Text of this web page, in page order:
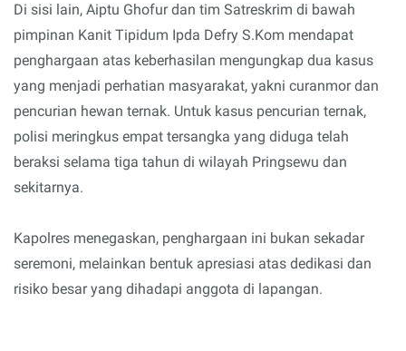
Di sisi lain, Aiptu Ghofur dan tim Satreskrim di bawah
pimpinan Kanit Tipidum Ipda Defry S.Kom mendapat
penghargaan atas keberhasilan mengungkap dua kasus
yang menjadi perhatian masyarakat, yakni curanmor dan
pencurian hewan ternak. Untuk kasus pencurian ternak,
polisi meringkus empat tersangka yang diduga telah
beraksi selama tiga tahun di wilayah Pringsewu dan
sekitarnya.
Kapolres menegaskan, penghargaan ini bukan sekadar
seremoni, melainkan bentuk apresiasi atas dedikasi dan
risiko besar yang dihadapi anggota di lapangan.